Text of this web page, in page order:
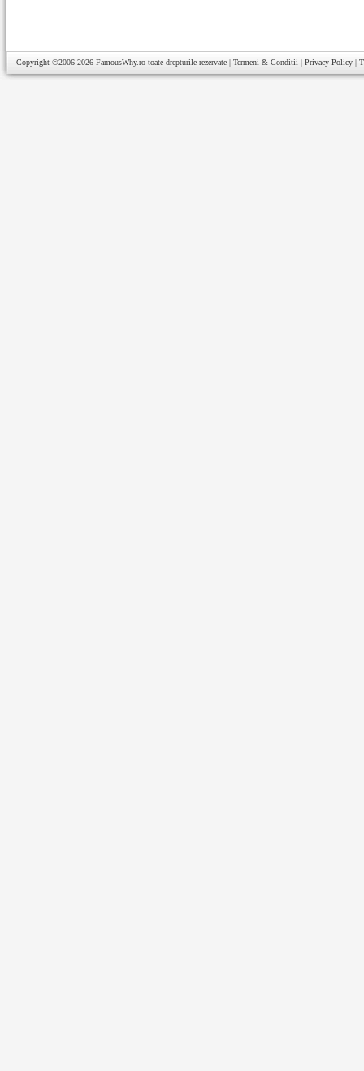
Copyright ©2006-2026 FamousWhy.ro toate drepturile rezervate | Termeni & Conditii | Privacy Policy |